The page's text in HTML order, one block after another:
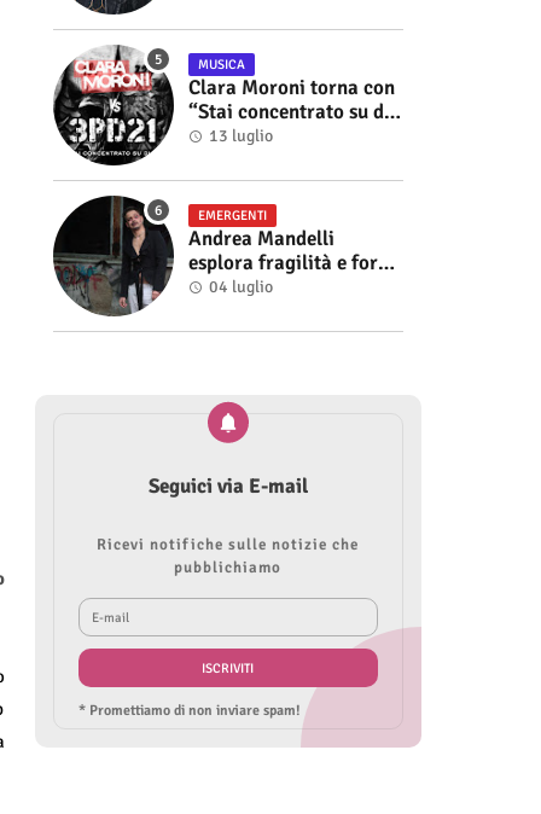
Alberto Salerno
MUSICA
Clara Moroni torna con
“Stai concentrato su di
me”, il nuovo singolo
13 luglio
EMERGENTI
Andrea Mandelli
esplora fragilità e forza
nel videoclip di “Sofia”
04 luglio
Seguici via E-mail
Ricevi notifiche sulle notizie che
pubblichiamo
* Promettiamo di non inviare spam!